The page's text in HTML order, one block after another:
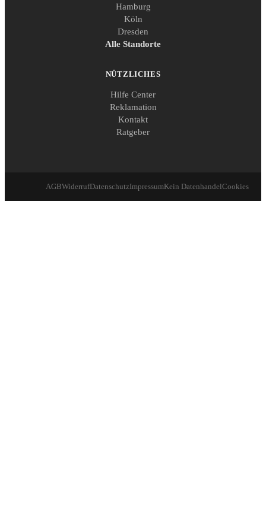
Hamburg
Köln
Dresden
Alle Standorte
NÜTZLICHES
Hilfe Center
Reklamation
Kontakt
Ratgeber
AGBWiderrufDatenschutzImpressumKein DatenhandelCookies